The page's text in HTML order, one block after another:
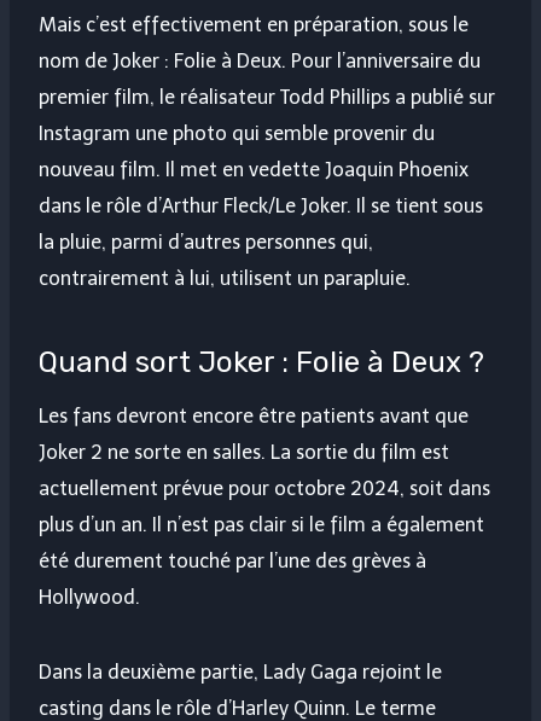
Mais c’est effectivement en préparation, sous le
nom de Joker : Folie à Deux. Pour l’anniversaire du
premier film, le réalisateur Todd Phillips a publié sur
Instagram une photo qui semble provenir du
nouveau film. Il met en vedette Joaquin Phoenix
dans le rôle d’Arthur Fleck/Le Joker. Il se tient sous
la pluie, parmi d’autres personnes qui,
contrairement à lui, utilisent un parapluie.
Quand sort Joker : Folie à Deux ?
Les fans devront encore être patients avant que
Joker 2 ne sorte en salles. La sortie du film est
actuellement prévue pour octobre 2024, soit dans
plus d’un an. Il n’est pas clair si le film a également
été durement touché par l’une des grèves à
Hollywood.
Dans la deuxième partie, Lady Gaga rejoint le
casting dans le rôle d’Harley Quinn. Le terme